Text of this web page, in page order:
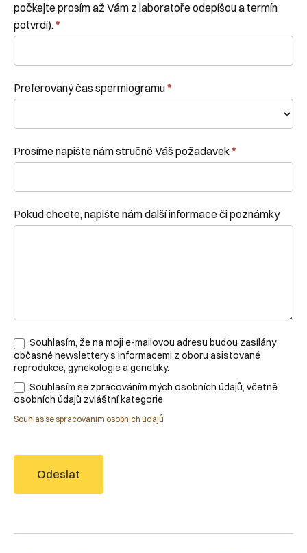
počkejte prosím až Vám z laboratoře odepíšou a termín
potvrdí).*
Preferovaný čas spermiogramu*
Prosíme napište nám stručně Váš požadavek*
Pokud chcete, napište nám další informace či poznámky
Souhlasím, že na moji e-mailovou adresu budou zasílány
občasné newslettery s informacemi z oboru asistované
reprodukce, gynekologie a genetiky.
Souhlasím se zpracováním mých osobních údajů, včetně
osobních údajů zvláštní kategorie
Souhlas se spracováním osobních údajů
Odeslat